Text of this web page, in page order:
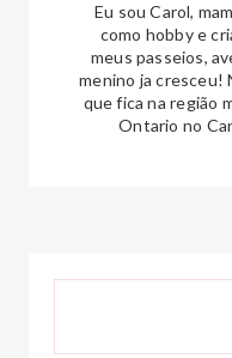
Eu sou Carol,
como hobby e
meus passeios,
menino ja cresceu!
que fica na região
Ontario no